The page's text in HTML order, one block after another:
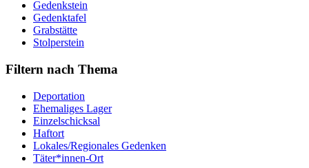
Gedenkstein
Gedenktafel
Grabstätte
Stolperstein
Filtern nach Thema
Deportation
Ehemaliges Lager
Einzelschicksal
Haftort
Lokales/Regionales Gedenken
Täter*innen-Ort